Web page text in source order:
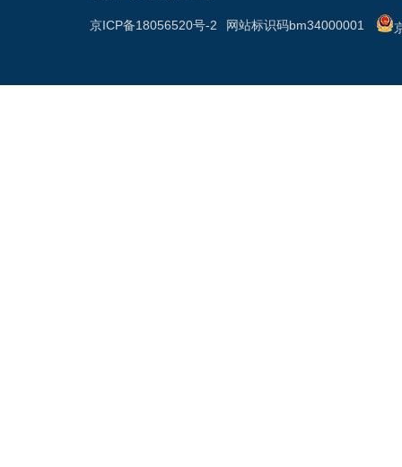
网站标识码bm34000001
京ICP备18056520号-2